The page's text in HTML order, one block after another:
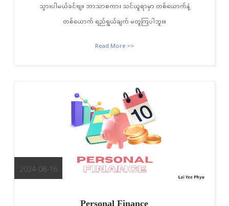
သွားပါမယ်ခင်ဗျ။ ဘာသာစကား သင်ယူရာမှာ တစ်ယောက်နဲ့
တစ်ယောက် ရည်ရွယ်ချက် မတူကြပါဘူး။
Read More >>
2024-08-16
Personal Finance